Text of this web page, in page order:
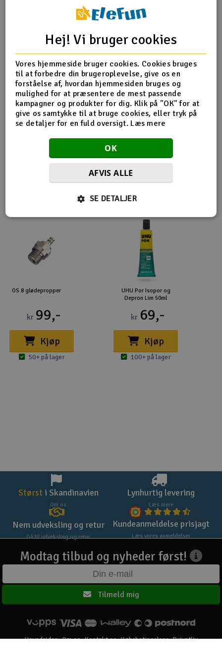
Radio udstyr
Raketter
Scooter & elkøretøj
Slot racing
Smarthjem, leg og hobby
Solenergi
Værktøj, udstyr og tilbehør
Produktinfo Tip din ven Anmeldelser
Produkt information
Futaba Switch lang 3-punkts FPA00106
Flere så også med
OS 8 glødepropper
kr 99,-
Kjøp
50+ på lager
UHU Por Isopor og
Depron Lim 50ml
kr 69,-
Kjøp
100+ på lager
Størst i Skandinavien
Om os
Lynhurtig levering
Læs mere
Nem udveksling og retur
Gå til udveksling og retur
Kundeanmeldelse prisjagt
Læs vores anmeldelser
Modtag tilbud og nyheder først!
Tilmeld mig
Hovedsiden Om os Kontakt os Købsbetingelser Privatliv
Hej! Vi bruger cookies
Vores hjemmeside bruger cookies. Cookies bruges
til at forbedre din brugeroplevelse, give os en
forståelse af, hvordan hjemmesiden bruges og
mulighed for at præsentere de mest passende
kampagner og produkter for dig. Klik på "OK" for at
give os samtykke til at bruge cookies, eller tryk på
se detaljer for en fuld oversigt. Læs mere
OK
AFVIS ALLE
SE DETALJER